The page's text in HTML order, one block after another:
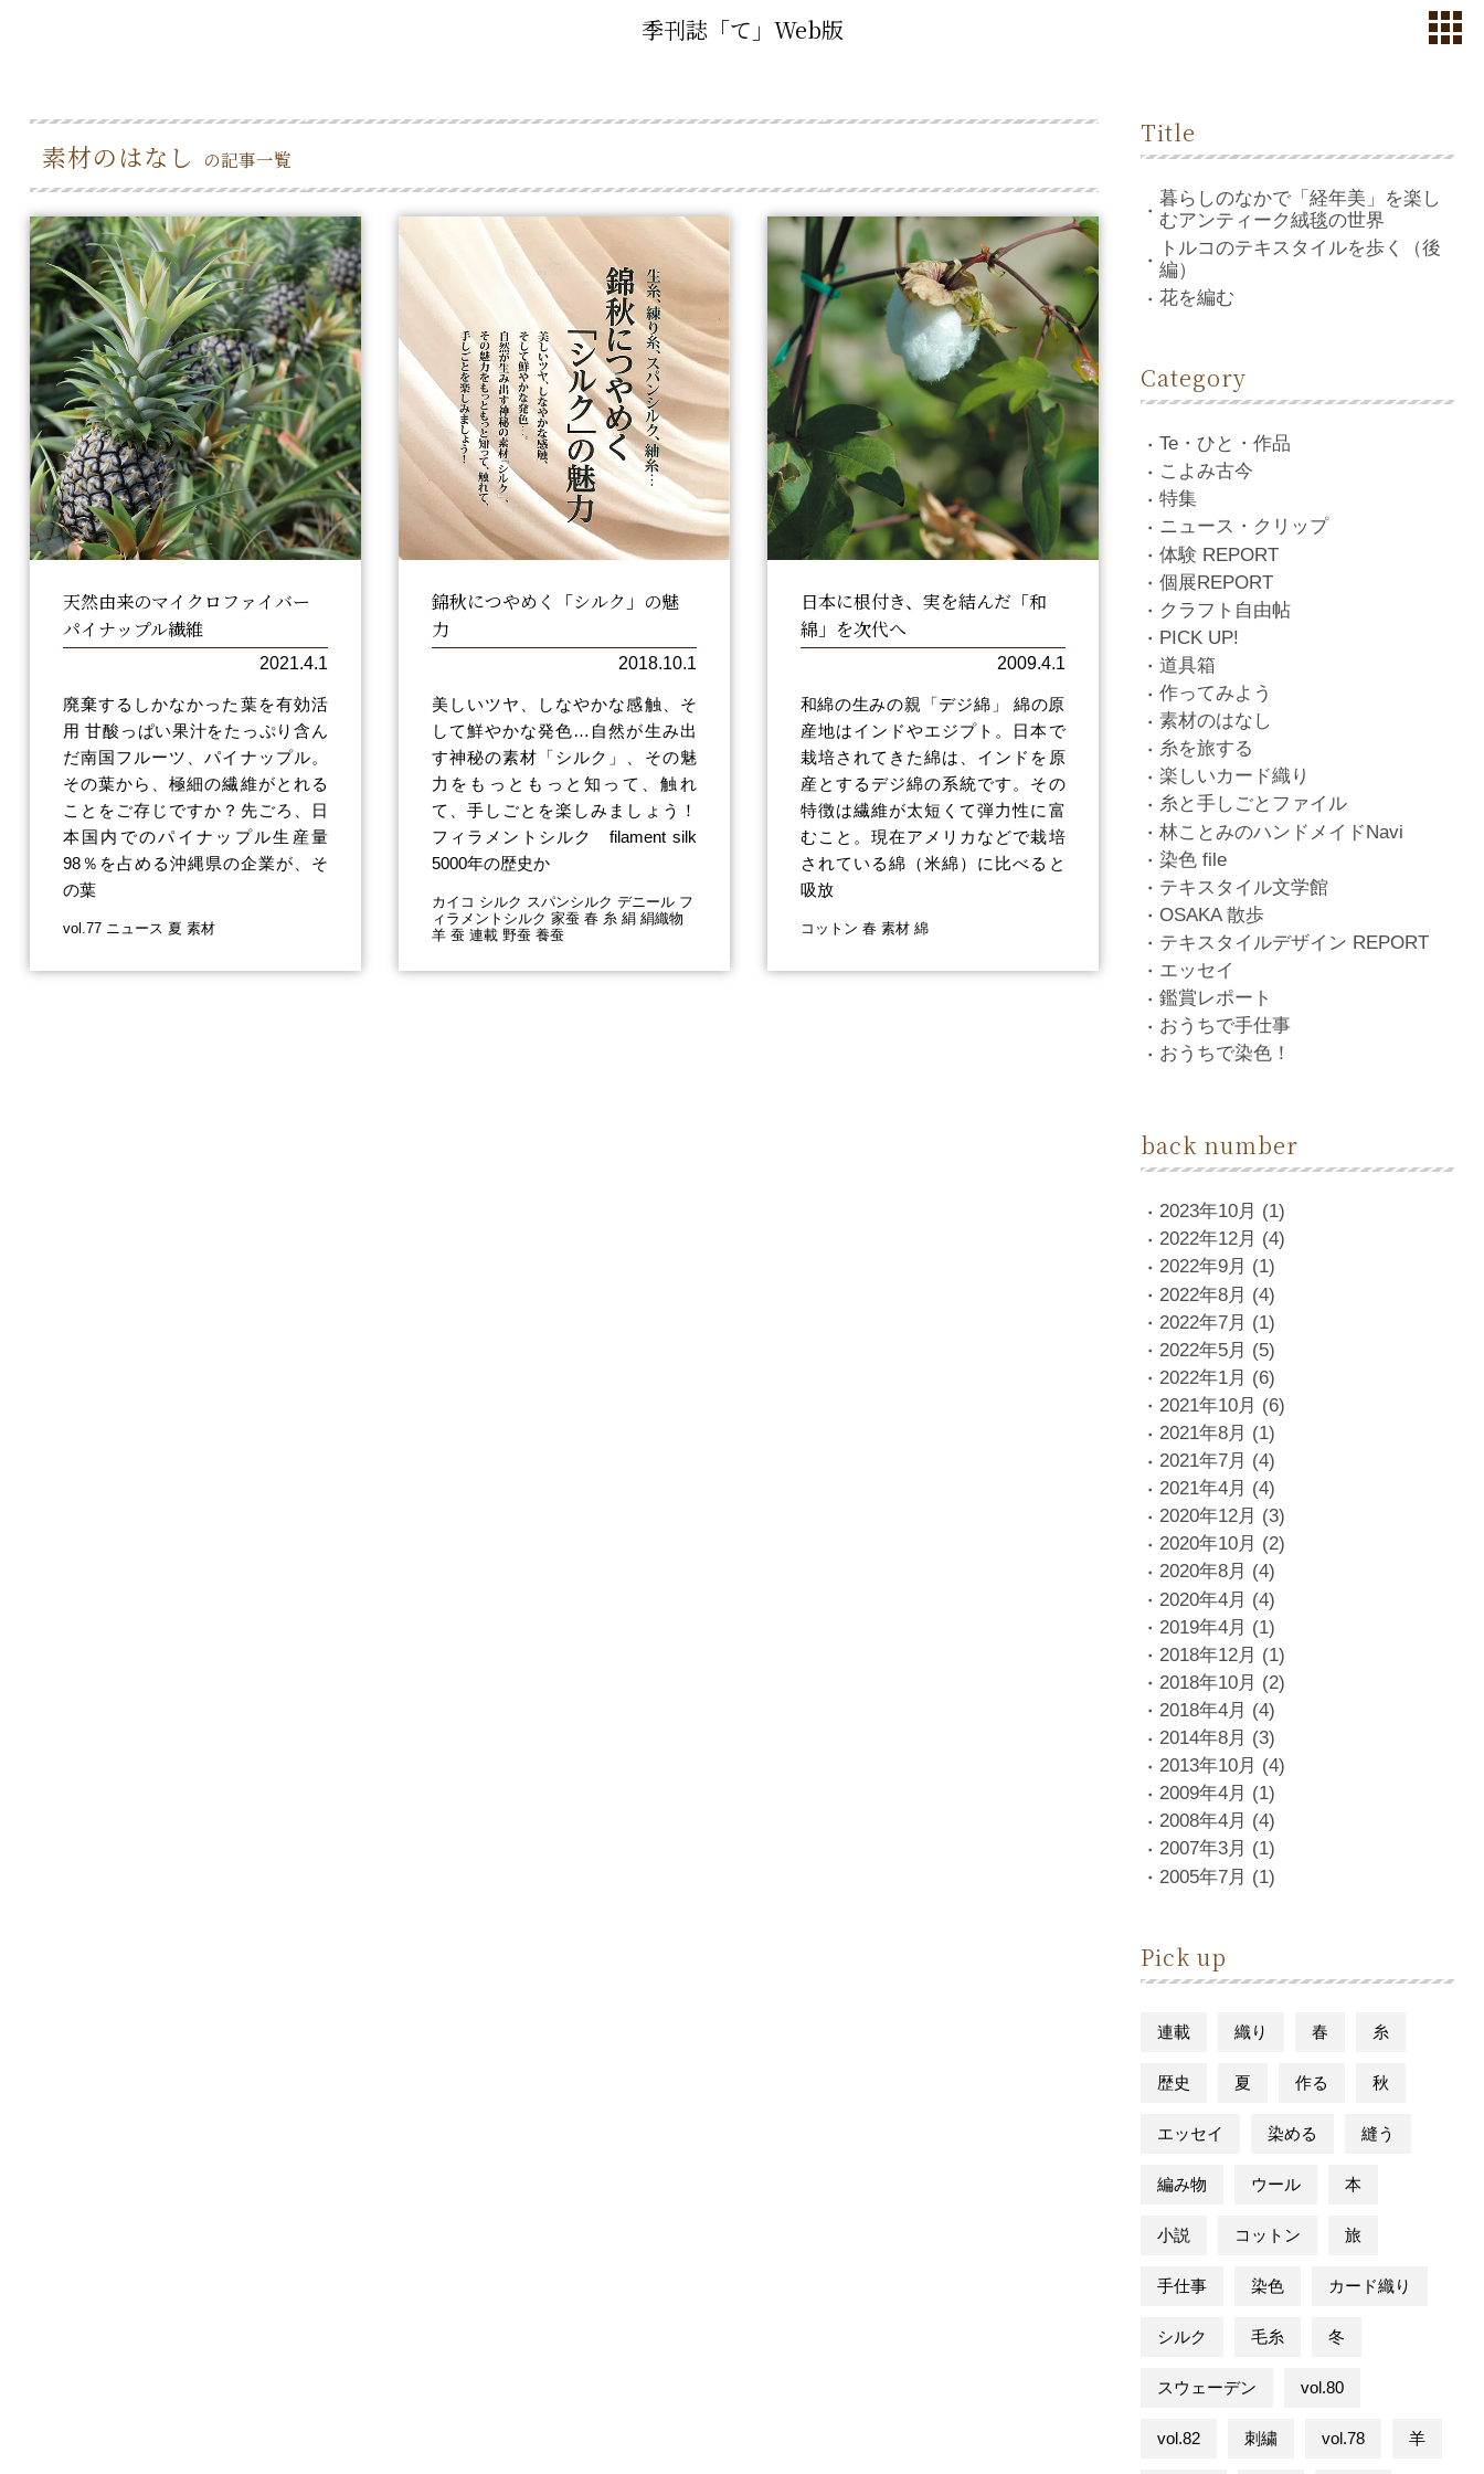
季刊誌「て」Web版
素材のはなし の記事一覧
天然由来のマイクロファイバー
パイナップル繊維
2021.4.1
廃棄するしかなかった葉を有効活
用 甘酸っぱい果汁をたっぷり含ん
だ南国フルーツ、パイナップル。
その葉から、極細の繊維がとれる
ことをご存じですか？先ごろ、日
本国内でのパイナップル生産量
98％を占める沖縄県の企業が、そ
の葉
vol.77 ニュース 夏 素材
錦秋につやめく「シルク」の魅
力
2018.10.1
美しいツヤ、しなやかな感触、そ
して鮮やかな発色…自然が生み出
す神秘の素材「シルク」、その魅
力をもっともっと知って、触れ
て、手しごとを楽しみましょう！
フィラメントシルク filament silk
5000年の歴史か
カイコ シルク スパンシルク デニール フ
ィラメントシルク 家蚕 春 糸 絹 絹織物
羊 蚕 連載 野蚕 養蚕
日本に根付き、実を結んだ「和
綿」を次代へ
2009.4.1
和綿の生みの親「デジ綿」 綿の原
産地はインドやエジプト。日本で
栽培されてきた綿は、インドを原
産とするデジ綿の系統です。その
特徴は繊維が太短くて弾力性に富
むこと。現在アメリカなどで栽培
されている綿（米綿）に比べると
吸放
コットン 春 素材 綿
Title
暮らしのなかで「経年美」を楽し
むアンティーク絨毯の世界
トルコのテキスタイルを歩く（後
編）
花を編む
Category
Te・ひと・作品
こよみ古今
特集
ニュース・クリップ
体験 REPORT
個展REPORT
クラフト自由帖
PICK UP!
道具箱
作ってみよう
素材のはなし
糸を旅する
楽しいカード織り
糸と手しごとファイル
林ことみのハンドメイドNavi
染色 file
テキスタイル文学館
OSAKA 散歩
テキスタイルデザイン REPORT
エッセイ
鑑賞レポート
おうちで手仕事
おうちで染色！
back number
2023年10月 (1)
2022年12月 (4)
2022年9月 (1)
2022年8月 (4)
2022年7月 (1)
2022年5月 (5)
2022年1月 (6)
2021年10月 (6)
2021年8月 (1)
2021年7月 (4)
2021年4月 (4)
2020年12月 (3)
2020年10月 (2)
2020年8月 (4)
2020年4月 (4)
2019年4月 (1)
2018年12月 (1)
2018年10月 (2)
2018年4月 (4)
2014年8月 (3)
2013年10月 (4)
2009年4月 (1)
2008年4月 (4)
2007年3月 (1)
2005年7月 (1)
Pick up
連載 織り 春 糸
歴史 夏 作る 秋
エッセイ 染める 縫う
編み物 ウール 本
小説 コットン 旅
手仕事 染色 カード織り
シルク 毛糸 冬
スウェーデン vol.80
vol.82 刺繍 vol.78 羊